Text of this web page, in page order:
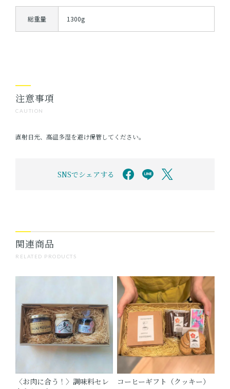
総重量 1300g
CAUTION
注意事項
直射日光、高温多湿を避け保管してください。
SNSでシェアする
RELATED PRODUCTS
関連商品
〈お肉に合う！〉調味料セレ
コーヒーギフト（クッキー）